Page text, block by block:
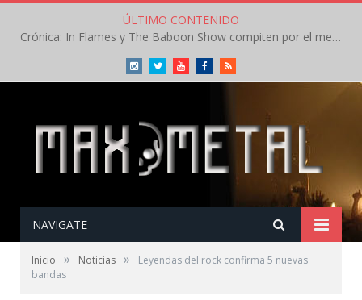
ÚLTIMO CONTENIDO
Crónica: In Flames y The Baboon Show compiten por el mejor concierto del día en el Leyendas del Rock – Viernes – Agosto 2026
InstagramTwitterYoutubeFacebookRSS
NAVIGATE
Inicio » Noticias »
Leyendas del rock confirma 5 nuevas
bandas